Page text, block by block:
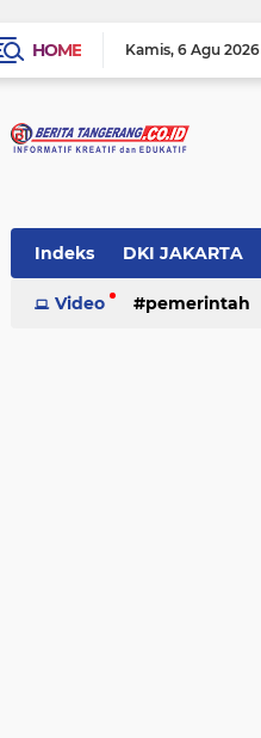
HOME
Kamis 6 Agu 2026
Indeks DKI JAKARTA
Pemerintah Pendidikan
Video pemerintah